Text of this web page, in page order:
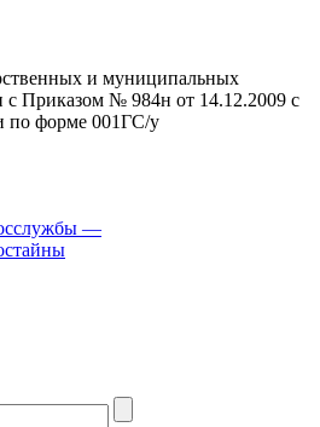
и муниципальных
с Приказом № 984н от 14.12.2009 с
по форме 001ГС/у
—